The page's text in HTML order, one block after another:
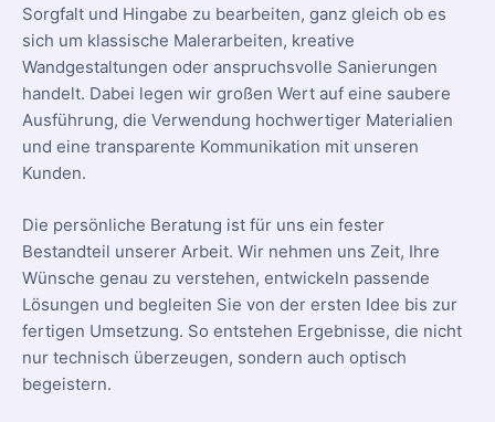
Sorgfalt und Hingabe zu bearbeiten, ganz gleich ob es
sich um klassische Malerarbeiten, kreative
Wandgestaltungen oder anspruchsvolle Sanierungen
handelt. Dabei legen wir großen Wert auf eine saubere
Ausführung, die Verwendung hochwertiger Materialien
und eine transparente Kommunikation mit unseren
Kunden.
Die persönliche Beratung ist für uns ein fester
Bestandteil unserer Arbeit. Wir nehmen uns Zeit, Ihre
Wünsche genau zu verstehen, entwickeln passende
Lösungen und begleiten Sie von der ersten Idee bis zur
fertigen Umsetzung. So entstehen Ergebnisse, die nicht
nur technisch überzeugen, sondern auch optisch
begeistern.